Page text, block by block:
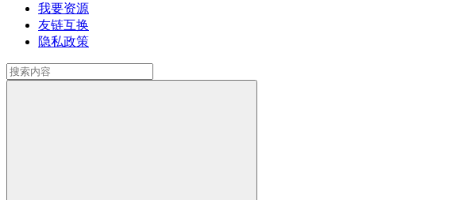
我要资源
友链互换
隐私政策